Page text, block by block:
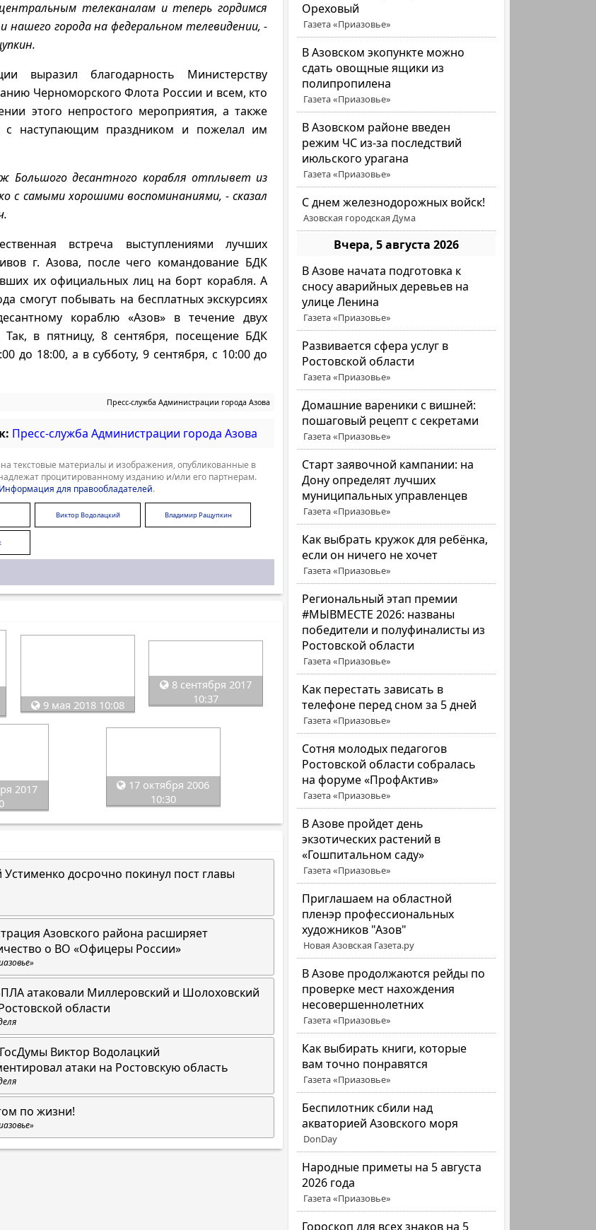
Ореховый
Газета «Приазовье»
В Азовском экопункте можно
сдать овощные ящики из
полипропилена
Газета «Приазовье»
В Азовском районе введен
режим ЧС из-за последствий
июльского урагана
Газета «Приазовье»
С днем железнодорожных войск!
Азовская городская Дума
Вчера, 5 августа 2026
В Азове начата подготовка к
сносу аварийных деревьев на
улице Ленина
Газета «Приазовье»
Развивается сфера услуг в
Ростовской области
Газета «Приазовье»
Домашние вареники с вишней:
пошаговый рецепт с секретами
Газета «Приазовье»
Старт заявочной кампании: на
Дону определят лучших
муниципальных управленцев
Газета «Приазовье»
Как выбрать кружок для ребёнка,
если он ничего не хочет
Газета «Приазовье»
Региональный этап премии
#МЫВМЕСТЕ 2026: названы
победители и полуфиналисты из
Ростовской области
Газета «Приазовье»
Как перестать зависать в
телефоне перед сном за 5 дней
Газета «Приазовье»
Сотня молодых педагогов
Ростовской области собралась
на форуме «ПрофАктив»
Газета «Приазовье»
В Азове пройдет день
экзотических растений в
«Гошпитальном саду»
Газета «Приазовье»
Приглашаем на областной
пленэр профессиональных
художников "Азов"
Новая Азовская Газета.ру
В Азове продолжаются рейды по
проверке мест нахождения
несовершеннолетних
Газета «Приазовье»
Как выбирать книги, которые
вам точно понравятся
Газета «Приазовье»
Беспилотник сбили над
акваторией Азовского моря
DonDay
Народные приметы на 5 августа
2026 года
Газета «Приазовье»
Гороскоп для всех знаков на 5
телеканалам и теперь гордимся
нашего города на федеральном телевидении, -
выразил благодарность Министерству
Черноморского Флота России и всем, кто
этого непростого мероприятия, а также
с наступающим праздником и пожелал им
Большого десантного корабля отплывет из
с самыми хорошими воспоминаниями, - сказал
встреча выступлениями лучших
г. Азова, после чего командование БДК
их официальных лиц на борт корабля. А
смогут побывать на бесплатных экскурсиях
кораблю «Азов» в течение двух
в пятницу, 8 сентября, посещение БДК
до 18:00, а в субботу, 9 сентября, с 10:00 до
Пресс-служба Администрации города Азова
Пресс-служба Администрации города Азова
текстовые материалы и изображения, опубликованные в
процитированному изданию и/или его партнерам.
Информация для правообладателей.
Виктор Водолацкий Владимир Ращупкин
9 мая 2018 10:08
8 сентября 2017
10:37
2017
17 октября 2006
10:30
досрочно покинул пост главы
Азовского района расширяет
о ВО «Офицеры России»
атаковали Миллеровский и Шолоховский
области
Виктор Водолацкий
атаки на Ростовскую область
по жизни!